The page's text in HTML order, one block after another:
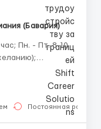
(Бавария)
стяжка,
разме...
Постоянная работа